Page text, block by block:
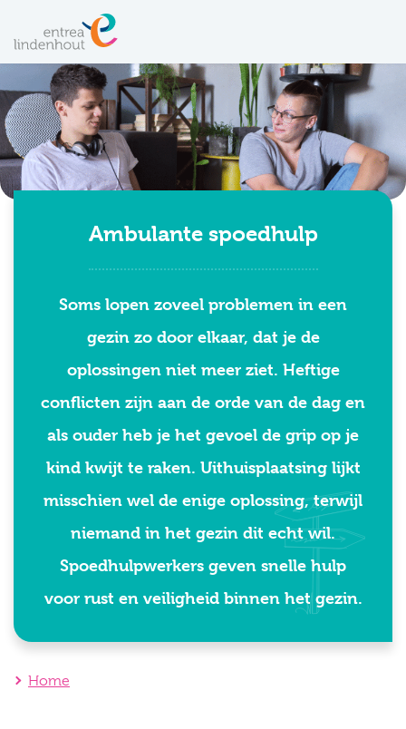
Ambulante spoedhulp
Soms lopen zoveel problemen in een
gezin zo door elkaar, dat je de
oplossingen niet meer ziet. Heftige
conflicten zijn aan de orde van de dag en
als ouder heb je het gevoel de grip op je
kind kwijt te raken. Uithuisplaatsing lijkt
misschien wel de enige oplossing, terwijl
niemand in het gezin dit echt wil.
Spoedhulpwerkers geven snelle hulp
voor rust en veiligheid binnen het gezin.
Home